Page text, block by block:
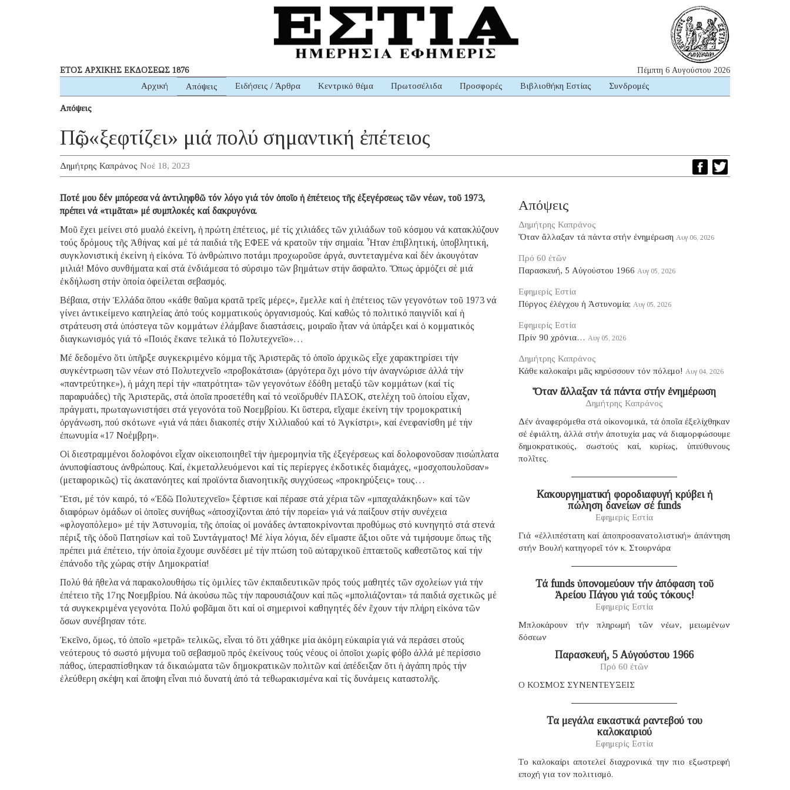
ΕΤΟΣ ΑΡΧΙΚΗΣ ΕΚΔΟΣΕΩΣ 1876 Πέμπτη 6 Αυγούστου 2026
Αρχική Απόψεις Ειδήσεις / Άρθρα Κεντρικό θέμα Πρωτοσέλιδα Προσφορές Βιβλιοθήκη Εστίας Συνδρομές
Απόψεις
Πῶς «ξεφτίζει» μιά πολύ σημαντική ἐπέτειος
Δημήτρης Καπράνος Νοέ 18, 2023
Ποτέ μου δέν μπόρεσα νά ἀντιληφθῶ τόν λόγο γιά τόν ὁποῖο ἡ ἐπέτειος τῆς ἐξεγέρσεως τῶν νέων, τοῦ 1973,
πρέπει νά «τιμᾶται» μέ συμπλοκές καί δακρυγόνα.
Μοῦ ἔχει μείνει στό μυαλό ἐκείνη, ἡ πρώτη ἐπέτειος, μέ τίς χιλιάδες τῶν χιλιάδων τοῦ κόσμου νά κατακλύζουν
τούς δρόμους τῆς Ἀθήνας καί μέ τά παιδιά τῆς ΕΦΕΕ νά κρατοῦν τήν σημαία. Ἦταν ἐπιβλητική, ὑποβλητική,
συγκλονιστική ἐκείνη ἡ εἰκόνα. Τό ἀνθρώπινο ποτάμι προχωροῦσε ἀργά, συντεταγμένα καί δέν ἀκουγόταν
μιλιά! Μόνο συνθήματα καί στά ἐνδιάμεσα τό σύρσιμο τῶν βημάτων στήν ἄσφαλτο. Ὅπως ἁρμόζει σέ μιά
ἐκδήλωση στήν ὁποία ὀφείλεται σεβασμός.
Βέβαια, στήν Ἑλλάδα ὅπου «κάθε θαῦμα κρατᾶ τρεῖς μέρες», ἔμελλε καί ἡ ἐπέτειος τῶν γεγονότων τοῦ 1973 νά
γίνει ἀντικείμενο καπηλείας ἀπό τούς κομματικούς ὀργανισμούς. Καί καθώς τό πολιτικό παιγνίδι καί ἡ
στράτευση στά ὑπόστεγα τῶν κομμάτων ἐλάμβανε διαστάσεις, μοιραῖο ἦταν νά ὑπάρξει καί ὁ κομματικός
διαγκωνισμός γιά τό «Ποιός ἔκανε τελικά τό Πολυτεχνεῖο»…
Μέ δεδομένο ὅτι ὑπῆρξε συγκεκριμένο κόμμα τῆς Ἀριστερᾶς τό ὁποῖο ἀρχικῶς εἶχε χαρακτηρίσει τήν
συγκέντρωση τῶν νέων στό Πολυτεχνεῖο «προβοκάτσια» (ἀργότερα ὄχι μόνο τήν ἀναγνώρισε ἀλλά τήν
«παντρεύτηκε»), ἡ μάχη περί τήν «πατρότητα» τῶν γεγονότων ἐδόθη μεταξύ τῶν κομμάτων (καί τίς
παραφυάδες) τῆς Ἀριστερᾶς, στά ὁποῖα προσετέθη καί τό νεοϊδρυθέν ΠΑΣΟΚ, στελέχη τοῦ ὁποίου εἶχαν,
πράγματι, πρωταγωνιστήσει στά γεγονότα τοῦ Νοεμβρίου. Κι ὕστερα, εἴχαμε ἐκείνη τήν τρομοκρατική
ὀργάνωση, πού σκότωνε «γιά νά πάει διακοπές στήν Χιλλιαδού καί τό Ἀγκίστρι», καί ἐνεφανίσθη μέ τήν
ἐπωνυμία «17 Νοέμβρη».
Οἱ διεστραμμένοι δολοφόνοι εἶχαν οἰκειοποιηθεῖ τήν ἡμερομηνία τῆς ἐξεγέρσεως καί δολοφονοῦσαν πισώπλατα
ἀνυποψίαστους ἀνθρώπους. Καί, ἐκμεταλλευόμενοι καί τίς περίεργες ἐκδοτικές διαμάχες, «μοσχοπουλοῦσαν»
(μεταφορικῶς) τίς ἀκατανόητες καί προϊόντα διανοητικῆς συγχύσεως «προκηρύξεις» τους…
Ἔτσι, μέ τόν καιρό, τό «Ἐδῶ Πολυτεχνεῖο» ξέφτισε καί πέρασε στά χέρια τῶν «μπαχαλάκηδων» καί τῶν
διαφόρων ὁμάδων οἱ ὁποῖες συνήθως «ἀποσχίζονται ἀπό τήν πορεία» γιά νά παίξουν στήν συνέχεια
«φλογοπόλεμο» μέ τήν Ἀστυνομία, τῆς ὁποίας οἱ μονάδες ἀνταποκρίνονται προθύμως στό κυνηγητό στά στενά
πέριξ τῆς ὁδοῦ Πατησίων καί τοῦ Συντάγματος! Μέ λίγα λόγια, δέν εἴμαστε ἄξιοι οὔτε νά τιμήσουμε ὅπως τῆς
πρέπει μιά ἐπέτειο, τήν ὁποία ἔχουμε συνδέσει μέ τήν πτώση τοῦ αὐταρχικοῦ ἑπταετοῦς καθεστῶτος καί τήν
ἐπάνοδο τῆς χώρας στήν Δημοκρατία!
Πολύ θά ἤθελα νά παρακολουθήσω τίς ὁμιλίες τῶν ἐκπαιδευτικῶν πρός τούς μαθητές τῶν σχολείων γιά τήν
ἐπέτειο τῆς 17ης Νοεμβρίου. Νά ἀκούσω πῶς τήν παρουσιάζουν καί πῶς «μπολιάζονται» τά παιδιά σχετικῶς μέ
τά συγκεκριμένα γεγονότα. Πολύ φοβᾶμαι ὅτι καί οἱ σημερινοί καθηγητές δέν ἔχουν τήν πλήρη εἰκόνα τῶν
ὅσων συνέβησαν τότε.
Ἐκεῖνο, ὅμως, τό ὁποῖο «μετρᾶ» τελικῶς, εἶναι τό ὅτι χάθηκε μία ἀκόμη εὐκαιρία γιά νά περάσει στούς
νεότερους τό σωστό μήνυμα τοῦ σεβασμοῦ πρός ἐκείνους τούς νέους οἱ ὁποῖοι χωρίς φόβο ἀλλά μέ περίσσιο
πάθος, ὑπερασπίσθηκαν τά δικαιώματα τῶν δημοκρατικῶν πολιτῶν καί ἀπέδειξαν ὅτι ἡ ἀγάπη πρός τήν
ἐλεύθερη σκέψη καί ἄποψη εἶναι πιό δυνατή ἀπό τά τεθωρακισμένα καί τίς δυνάμεις καταστολῆς.
Απόψεις
Δημήτρης Καπράνος
Ὅταν ἄλλαξαν τά πάντα στήν ἐνημέρωση Αυγ 06, 2026
Πρό 60 ἐτῶν
Παρασκευή, 5 Αὐγούστου 1966 Αυγ 05, 2026
Εφημερίς Εστία
Πύργος ἐλέγχου ἡ Ἀστυνομία; Αυγ 05, 2026
Εφημερίς Εστία
Πρίν 90 χρόνια… Αυγ 05, 2026
Δημήτρης Καπράνος
Κάθε καλοκαίρι μᾶς κηρύσσουν τόν πόλεμο! Αυγ 04, 2026
Ὅταν ἄλλαξαν τά πάντα στήν ἐνημέρωση
Δημήτρης Καπράνος
Δέν ἀναφερόμεθα στά οἰκονομικά, τά ὁποῖα ἐξελίχθηκαν
σέ ἐφιάλτη, ἀλλά στήν ἀποτυχία μας νά διαμορφώσουμε
δημοκρατικούς, σωστούς καί, κυρίως, ὑπεύθυνους
πολῖτες.
Κακουργηματική φοροδιαφυγή κρύβει ἡ
πώληση δανείων σέ funds
Εφημερίς Εστία
Γιά «ἐλλιπέστατη καί ἀποπροσανατολιστική» ἀπάντηση
στήν Βουλή κατηγορεῖ τόν κ. Στουρνάρα
Τά funds ὑπονομεύουν τήν ἀπόφαση τοῦ
Ἀρείου Πάγου γιά τούς τόκους!
Εφημερίς Εστία
Μπλοκάρουν τήν πληρωμή τῶν νέων, μειωμένων
δόσεων
Παρασκευή, 5 Αὐγούστου 1966
Πρό 60 ἐτῶν
Ο ΚΟΣΜΟΣ ΣΥΝΕΝΤΕΥΞΕΙΣ
Τα μεγάλα εικαστικά ραντεβού του
καλοκαιριού
Εφημερίς Εστία
Tο καλοκαίρι αποτελεί διαχρονικά την πιο εξωστρεφή
εποχή για τον πολιτισμό.